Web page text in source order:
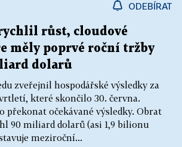
ODEBÍRAT
růst, cloudové
měly poprvé roční tržby
dolarů
zveřejnil hospodářské výsledky za
které skončilo 30. června.
překonat očekávané výsledky. Obrat
90 miliard dolarů (asi 1,9 bilionu
meziroční...